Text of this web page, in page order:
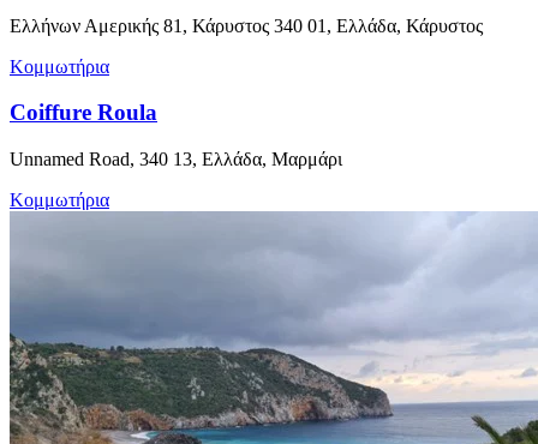
Ελλήνων Αμερικής 81, Κάρυστος 340 01, Ελλάδα, Κάρυστος
Κομμωτήρια
Coiffure Roula
Unnamed Road, 340 13, Ελλάδα, Μαρμάρι
Κομμωτήρια